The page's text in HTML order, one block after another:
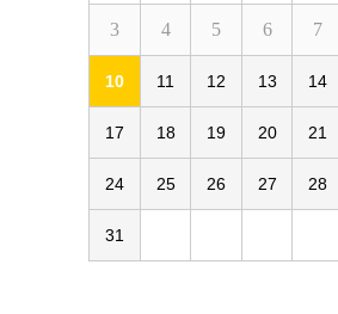
3 4 5 6 7
10 11 12 13 14
17 18 19 20 21
24 25 26 27 28
31